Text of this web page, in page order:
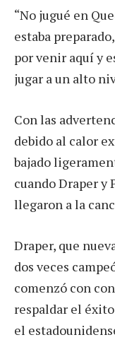
“No jugué en
estaba
por venir aquí y
jugar a un alto
Con las
debido al calor
bajado
cuando Draper
llegaron a la
Draper, que
dos veces
comenzó con
respaldar el
el